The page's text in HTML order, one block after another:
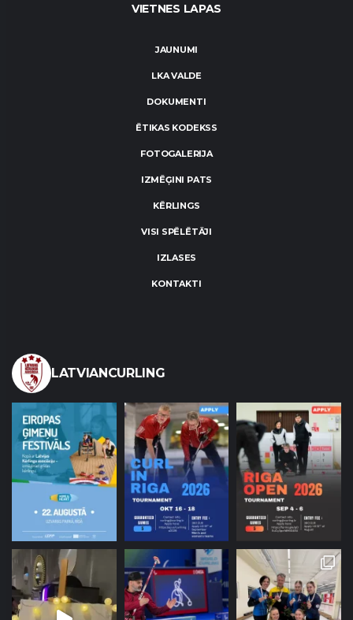
VIETNES LAPAS
JAUNUMI
LKA VALDE
DOKUMENTI
ĒTIKAS KODEKSS
FOTOGALERIJA
IZMĒĢINI PATS
KĒRLINGS
VISI SPĒLĒTĀJI
IZLASES
KONTAKTI
LATVIANCURLING